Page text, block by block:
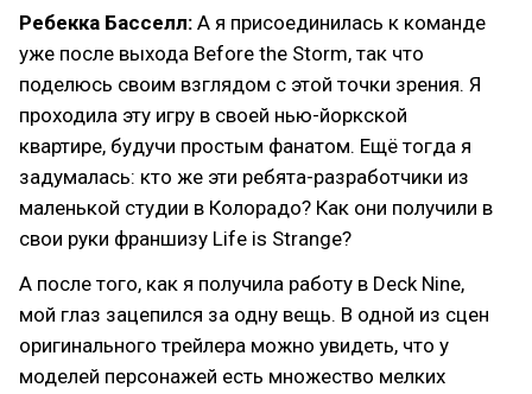
Ребекка Басселл: А я присоединилась к команде
уже после выхода Before the Storm, так что
поделюсь своим взглядом с этой точки зрения. Я
проходила эту игру в своей нью-йоркской
квартире, будучи простым фанатом. Ещё тогда я
задумалась: кто же эти ребята-разработчики из
маленькой студии в Колорадо? Как они получили в
свои руки франшизу Life is Strange?
А после того, как я получила работу в Deck Nine,
мой глаз зацепился за одну вещь. В одной из сцен
оригинального трейлера можно увидеть, что у
моделей персонажей есть множество мелких